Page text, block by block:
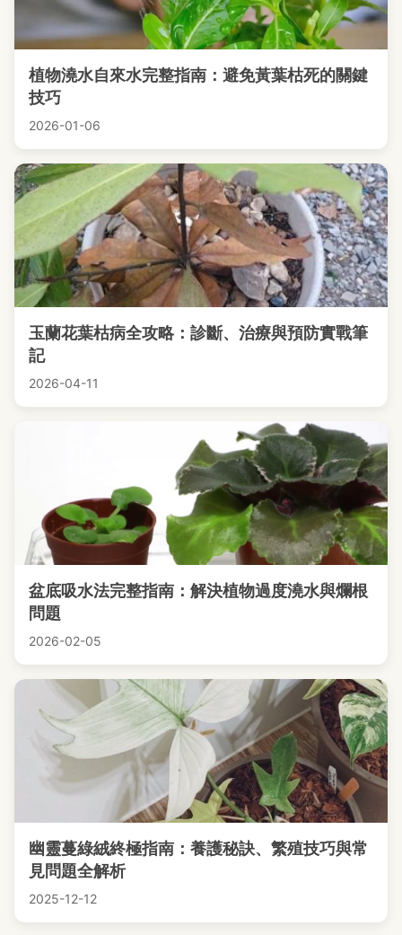
植物澆水自來水完整指南：避免黃葉枯死的關鍵
技巧
2026-01-06
玉蘭花葉枯病全攻略：診斷、治療與預防實戰筆
記
2026-04-11
盆底吸水法完整指南：解決植物過度澆水與爛根
問題
2026-02-05
幽靈蔓綠絨終極指南：養護秘訣、繁殖技巧與常
見問題全解析
2025-12-12